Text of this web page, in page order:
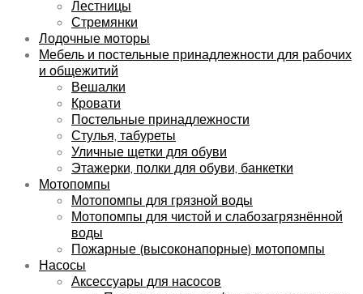
Лестницы
Стремянки
Лодочные моторы
Мебель и постельные принадлежности для рабочих
и общежитий
Вешалки
Кровати
Постельные принадлежности
Стулья, табуреты
Уличные щетки для обуви
Этажерки, полки для обуви, банкетки
Мотопомпы
Мотопомпы для грязной воды
Мотопомпы для чистой и слабозагрязнённой
воды
Пожарные (высоконапорные) мотопомпы
Насосы
Аксессуары для насосов